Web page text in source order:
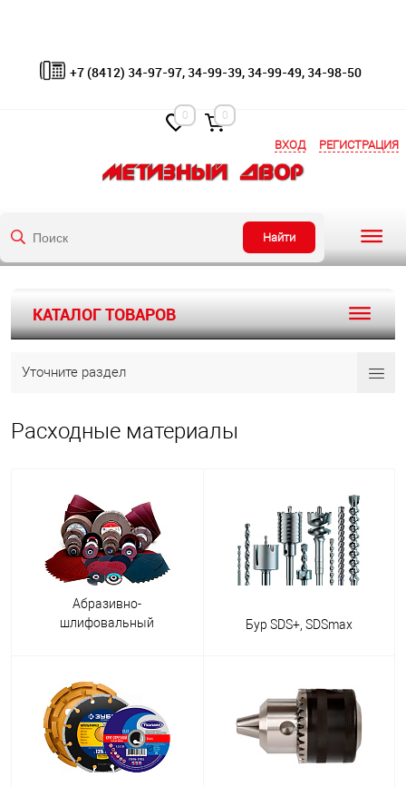
ВХОД РЕГИСТРАЦИЯ
Найти
+7 (8412) 34-97-97, 34-99-39, 34-99-49, 34-98-50
0 0
КАТАЛОГ ТОВАРОВ
Уточните раздел
Расходные материалы
Абразивно-
шлифовальный
Бур SDS+, SDSmax